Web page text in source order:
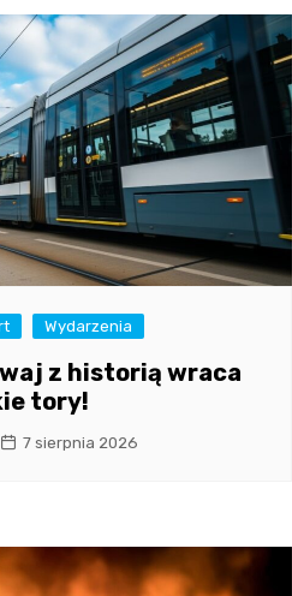
Wydarzenia
z historią wraca
tory!
7 sierpnia 2026